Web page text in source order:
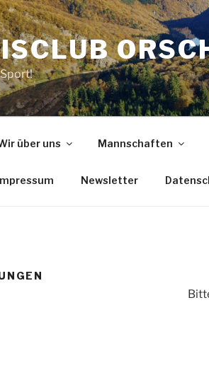
über uns Mannschaften
Newsletter